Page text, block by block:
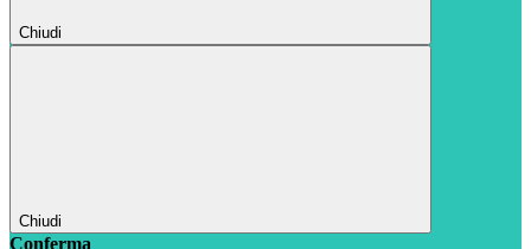
Chiudi
Chiudi
Conferma